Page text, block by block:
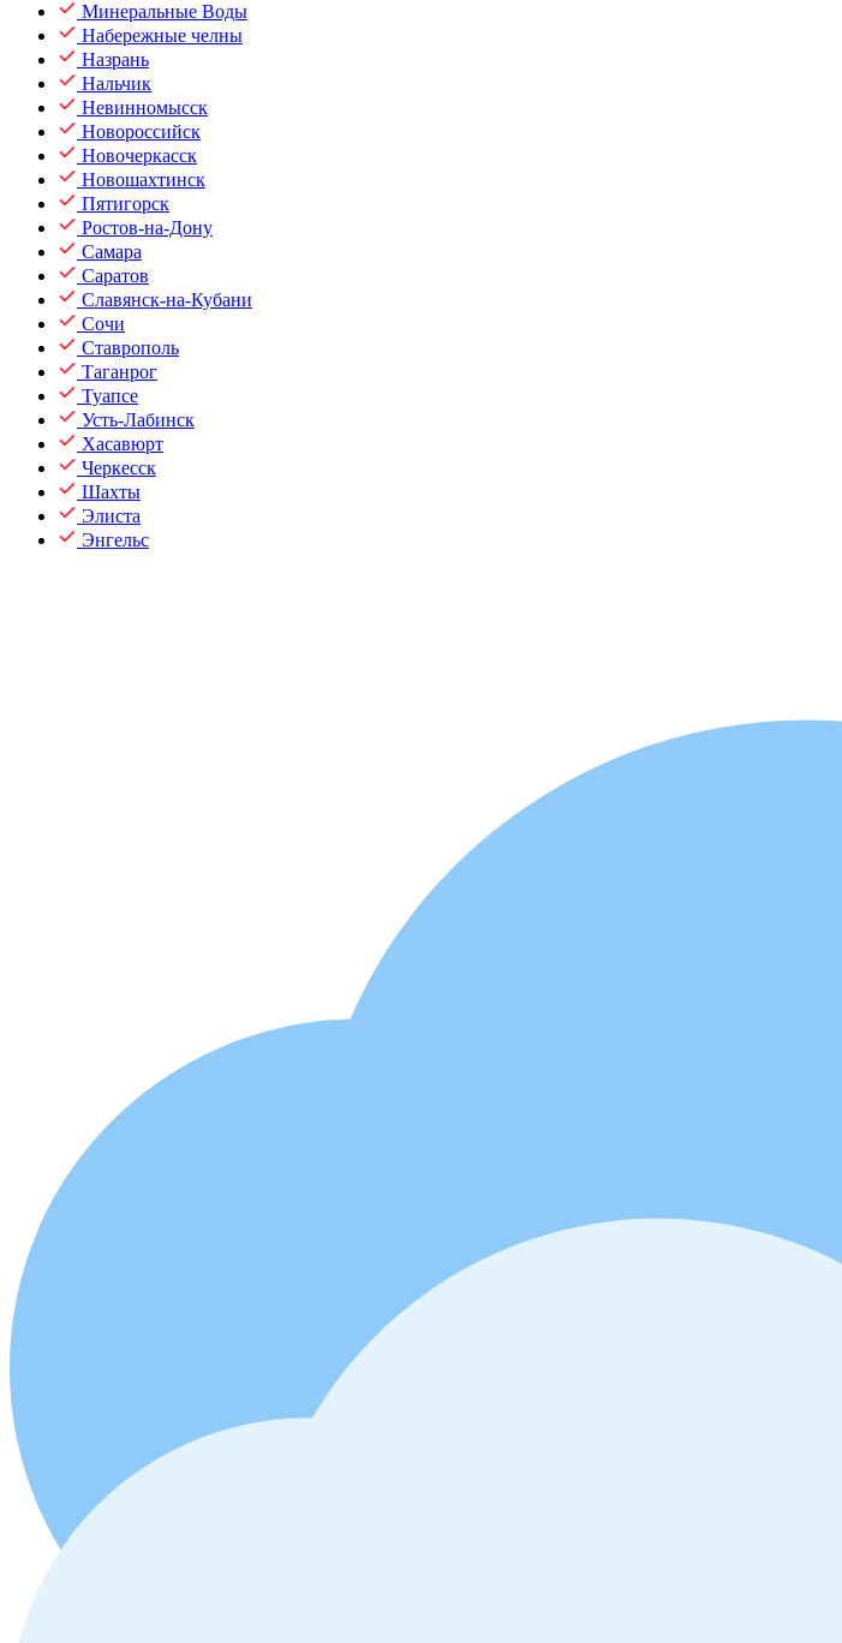
Минеральные Воды
Набережные челны
Назрань
Нальчик
Невинномысск
Новороссийск
Новочеркасск
Новошахтинск
Пятигорск
Ростов-на-Дону
Самара
Саратов
Славянск-на-Кубани
Сочи
Ставрополь
Таганрог
Туапсе
Усть-Лабинск
Хасавюрт
Черкесск
Шахты
Элиста
Энгельс